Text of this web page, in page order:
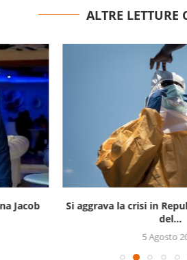
ALTRE LETTURE
Jacob
Si aggrava la crisi in
del...
5 Agosto